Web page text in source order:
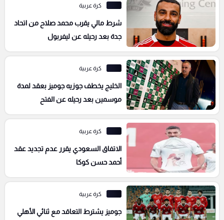
كرة عربية
شرط مالي يقرب محمد صلاح من اتحاد
جدة بعد رحيله عن ليفربول
كرة عربية
الخليج يخطف جوزيه جوميز بعقد لمدة
موسمين بعد رحيله عن الفتح
كرة عربية
الاتفاق السعودي يقرر عدم تجديد عقد
أحمد حسن كوكا
كرة عربية
جوميز يشترط التعاقد مع ثنائي الأهلي